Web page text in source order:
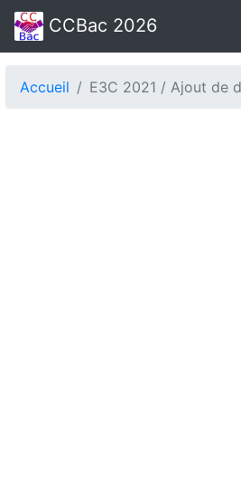
CCBac 2026
Accueil E3C 2021 / Ajout de